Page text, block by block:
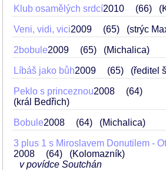
Klub osamělých srdcí2010 66
Veni, vidi, vici2009 65 (strýc
2bobule2009 65 (Michalica)
Líbáš jako bůh2009 65 (ředitel
Peklo s princeznou2008
64
(král Bedřich)
Bobule2008 64 (Michalica)
2008
64
(Kolomazník)
v povídce Soutchán